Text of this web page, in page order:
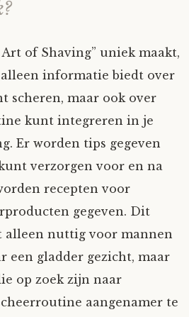
of Shaving” uniek maakt,
informatie biedt over
scheren, maar ook over
kunt integreren in je
Er worden tips gegeven
verzorgen voor en na
recepten voor
gegeven. Dit
alleen nuttig voor mannen
een gladder gezicht, maar
op zoek zijn naar
aangenamer te